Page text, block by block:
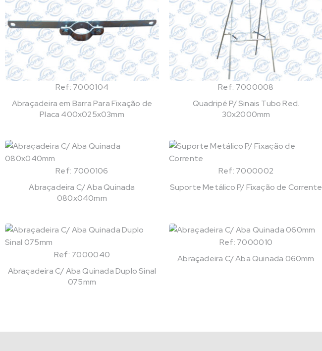
Ref: 7000104
Abraçadeira em Barra Para Fixação de
Placa 400x025x03mm
Ref: 7000008
Quadripé P/ Sinais Tubo Red.
30x2000mm
Ref: 7000106
Abraçadeira C/ Aba Quinada
080x040mm
Ref: 7000002
Suporte Metálico P/ Fixação de Corrente
Ref: 7000040
Abraçadeira C/ Aba Quinada Duplo Sinal
075mm
Ref: 7000010
Abraçadeira C/ Aba Quinada 060mm